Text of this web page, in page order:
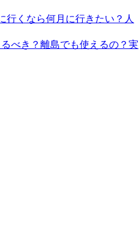
行くなら何月に行きたい？人
べき？離島でも使えるの？実